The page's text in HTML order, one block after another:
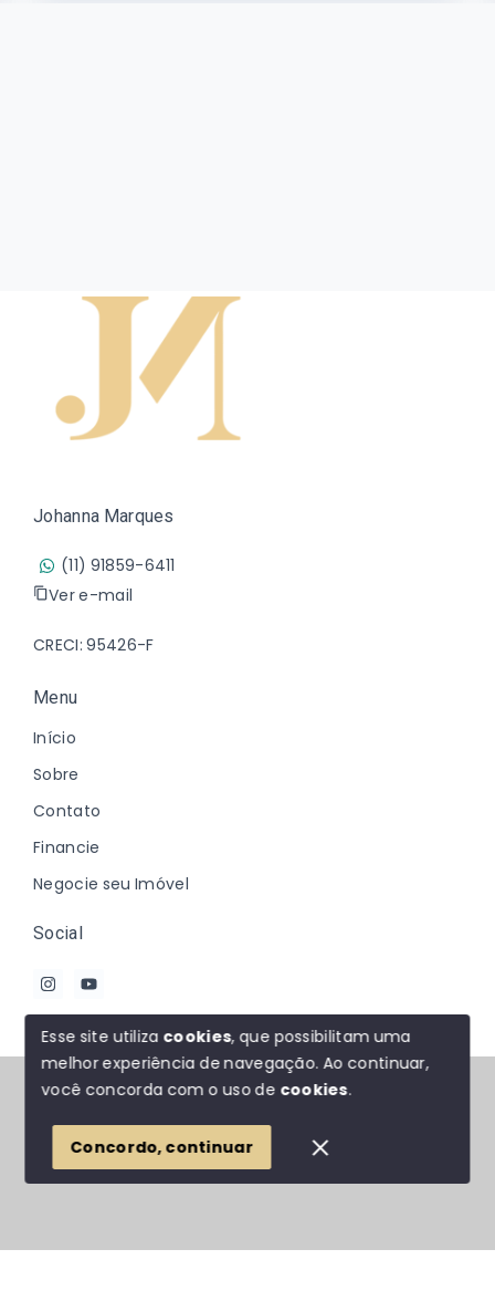
Johanna Marques
(11) 91859-6411
Ver e-mail
CRECI: 95426-F
Menu
Início
Sobre
Contato
Financie
Negocie seu Imóvel
Social
© Copyright 2026 - Johanna Marques - Todos os
SITE PARA IMOBILIARIA
Esse site utiliza cookies, que possibilitam uma
melhor experiência de navegação.Ao continuar,
você concorda com o uso de cookies.
Concordo, continuar